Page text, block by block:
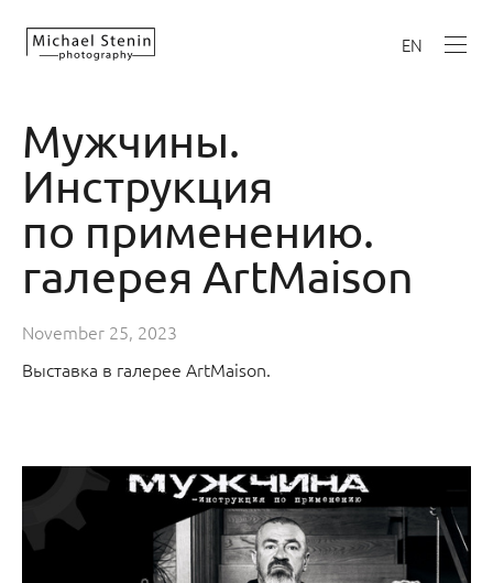
EN
Мужчины.
Инструкция
по применению.
галерея ArtMaison
November 25, 2023
Выставка в галерее ArtMaison.